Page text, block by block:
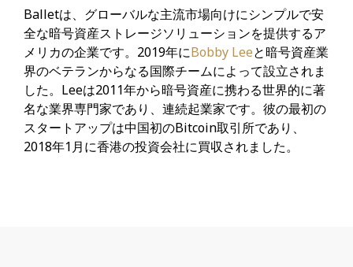
Balletは、グローバルな主流市場向けにシンプルで安
全な暗号資産ストレージソリューションを提供するア
メリカの企業です。2019年にBobby Leeと暗号資産業
界のベテランからなる国際チームによって設立されま
した。Leeは2011年から暗号資産に携わる世界的に著
名な業界専門家であり、連続起業家です。彼の最初の
スタートアップは中国初のBitcoin取引所であり、
2018年1月に香港の投資会社に買収されました。